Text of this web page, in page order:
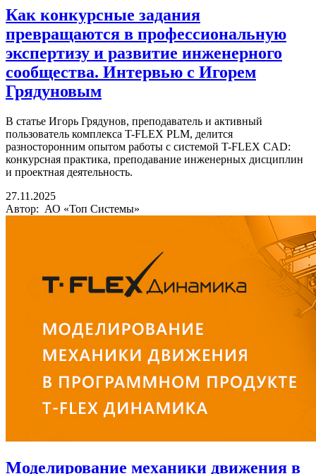
Как конкурсные задания
превращаются в профессиональную
экспертизу и развитие инженерного
сообщества. Интервью с Игорем
Грядуновым
В статье Игорь Грядунов, преподаватель и активный
пользователь комплекса T-FLEX PLM, делится
разносторонним опытом работы с системой T-FLEX CAD:
конкурсная практика, преподавание инженерных дисциплин
и проектная деятельность.
27.11.2025
Автор: АО «Топ Системы»
Моделирование механики движения в